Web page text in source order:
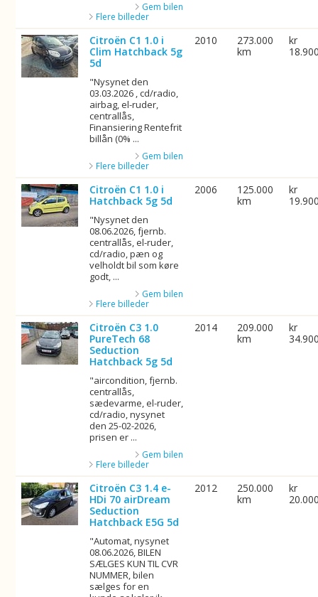
Gem bilen
Flere billeder
Citroën C1 1.0 i
Clim Hatchback 5g
5d
"Nysynet den
03.03.2026 , cd/radio,
airbag, el-ruder,
centrallås,
Finansiering Rentefrit
billån (0% ...
Gem bilen
Flere billeder
2010
273.000
km
kr
Citroën C1 1.0 i
Hatchback 5g 5d
"Nysynet den
08.06.2026, fjernb.
centrallås, el-ruder,
cd/radio, pæn og
velholdt bil som køre
godt, ...
Gem bilen
Flere billeder
2006
125.000
km
kr
Citroën C3 1.0
PureTech 68
Seduction
Hatchback 5g 5d
"aircondition, fjernb.
centrallås,
sædevarme, el-ruder,
cd/radio, nysynet
den 25-02-2026,
prisen er ...
Gem bilen
Flere billeder
2014
209.000
km
kr
Citroën C3 1.4 e-
HDi 70 airDream
Seduction
Hatchback E5G 5d
"Automat, nysynet
08.06.2026, BILEN
SÆLGES KUN TIL CVR
NUMMER, bilen
sælges for en
2012
250.000
km
kr